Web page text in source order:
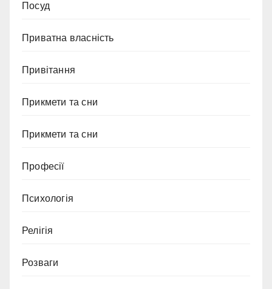
Посуд
Приватна власність
Привітання
Прикмети та сни
Прикмети та сни
Професії
Психологія
Релігія
Розваги